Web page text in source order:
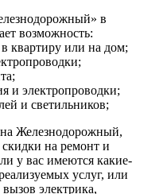
в
возможность:
квартиру или на дом;
и электропроводки;
и светильников;
Железнодорожный,
на ремонт и
у вас имеются какие-
услуг, или
электрика,